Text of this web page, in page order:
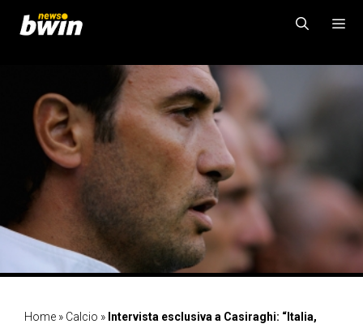
contenuto
Home » Calcio » Intervista esclusiva a Casiraghi: “Italia,